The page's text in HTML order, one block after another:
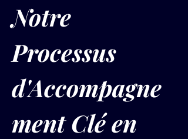
Notre
Processus
d'Accompagne
ment Clé en